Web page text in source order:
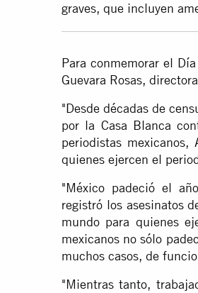
graves, que incluyen
Para conmemorar el
Guevara Rosas,
"Desde décadas de
por la Casa Blanca
periodistas
quienes ejercen el
"México padeció el
registró los asesinatos
mundo para quienes
mexicanos no sólo
muchos casos, de
"Mientras tanto,